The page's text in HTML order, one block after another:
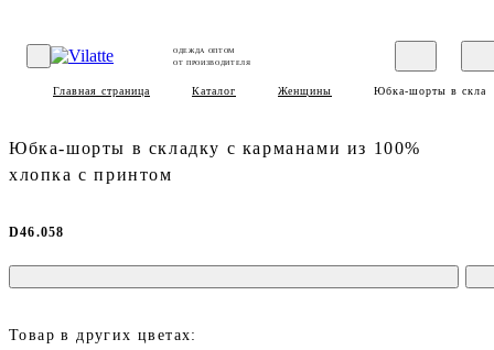
ОДЕЖДА ОПТОМ
ОТ ПРОИЗВОДИТЕЛЯ
Главная страница Каталог Женщины Юбка-шорты в
Юбка-шорты в складку с карманами из 100%
хлопка с принтом
D46.058
Товар в других цветах: